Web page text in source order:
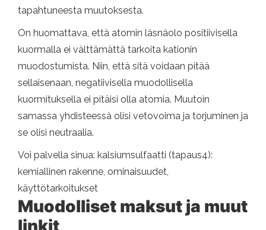
tapahtuneesta muutoksesta.
On huomattava, että atomin läsnäolo positiivisella
kuormalla ei välttämättä tarkoita kationin
muodostumista. Niin, että sitä voidaan pitää
sellaisenaan, negatiivisella muodollisella
kuormituksella ei pitäisi olla atomia. Muutoin
samassa yhdisteessä olisi vetovoima ja torjuminen ja
se olisi neutraalia.
Voi palvella sinua: kalsiumsulfaatti (tapaus4):
kemiallinen rakenne, ominaisuudet,
käyttötarkoitukset
Muodolliset maksut ja muut
linkit